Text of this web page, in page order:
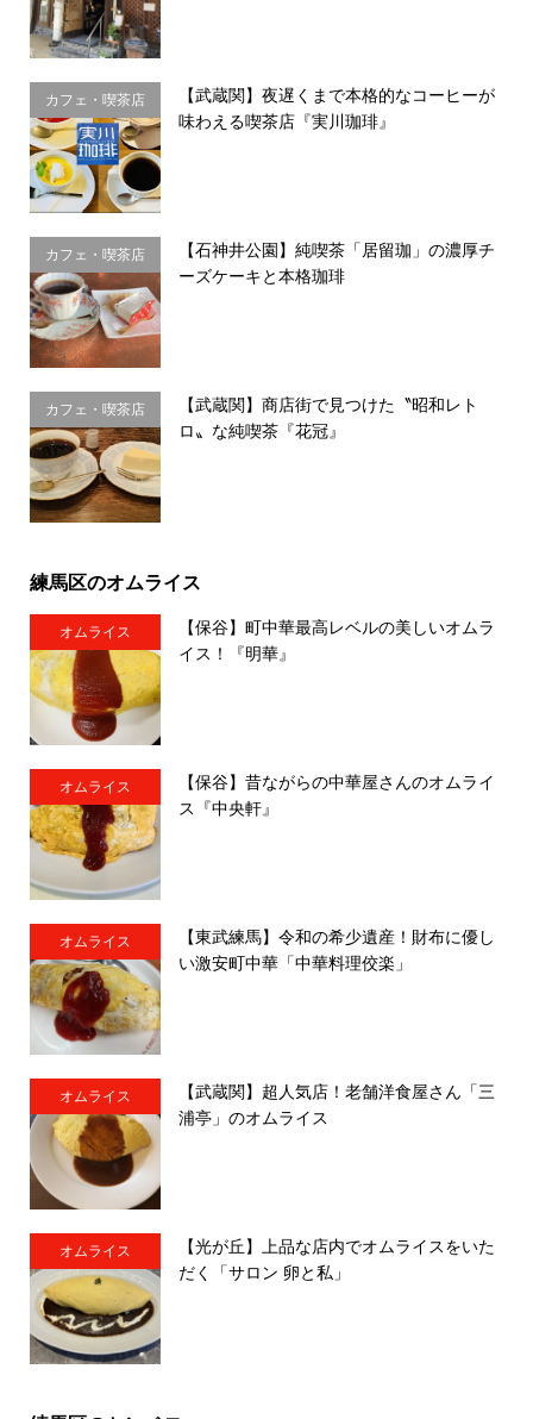
カフェ・喫茶店
【武蔵関】夜遅くまで本格的なコーヒーが
味わえる喫茶店『実川珈琲』
カフェ・喫茶店
【石神井公園】純喫茶「居留珈」の濃厚チ
ーズケーキと本格珈琲
カフェ・喫茶店
【武蔵関】商店街で見つけた〝昭和レト
ロ〟な純喫茶『花冠』
練馬区のオムライス
オムライス
【保谷】町中華最高レベルの美しいオムラ
イス！『明華』
オムライス
【保谷】昔ながらの中華屋さんのオムライ
ス『中央軒』
オムライス
【東武練馬】令和の希少遺産！財布に優し
い激安町中華「中華料理佼楽」
オムライス
【武蔵関】超人気店！老舗洋食屋さん「三
浦亭」のオムライス
オムライス
【光が丘】上品な店内でオムライスをいた
だく「サロン 卵と私」